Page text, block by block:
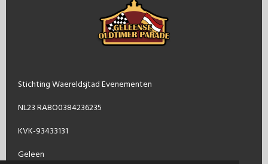
Stichting Waereldsjtad Evenementen
NL23 RABO0384236235
KVK-93433131
Geleen